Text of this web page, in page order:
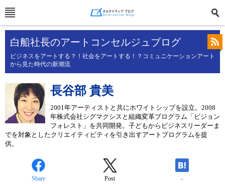
白船社長のアートコンセルジュブログ
ビジネスをアートする？！社会をアートする！？コミュニケーションアート
から見た時代の新潮流
長谷部 貴美
2001年アーティストと共にホワイトシップを設立。2008
年株式会社シグマクシスと組織変革プログラム「ビジョン
フォレスト」を共同開発。子どもからビジネスリーダーま
でを対象としたクリエイティビティを引き出すアートプログラムを提
供。
Share Post -